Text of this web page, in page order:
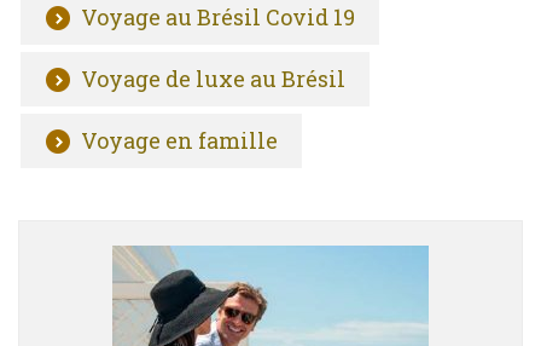
Voyage au Brésil Covid 19
Voyage de luxe au Brésil
Voyage en famille